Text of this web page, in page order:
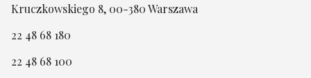
Kruczkowskiego 8, 00-380 Warszawa
22 48 68 180
22 48 68 100